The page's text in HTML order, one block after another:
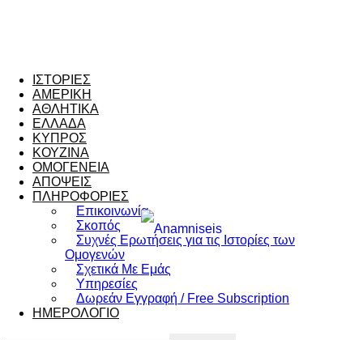
ΙΣΤΟΡΙΕΣ
ΑΜΕΡΙΚΗ
ΑΘΛΗΤΙΚΑ
ΕΛΛΑΔΑ
ΚΥΠΡΟΣ
ΚΟΥΖΙΝΑ
ΟΜΟΓΕΝΕΙΑ
ΑΠΟΨΕΙΣ
ΠΛΗΡΟΦΟΡΙΕΣ
Επικοινωνία
Σκοπός
Συχνές Ερωτήσεις για τις Ιστορίες των
Ομογενών
Σχετικά Με Εμάς
Υπηρεσίες
Δωρεάν Εγγραφή / Free Subscription
ΗΜΕΡΟΛΟΓΙΟ